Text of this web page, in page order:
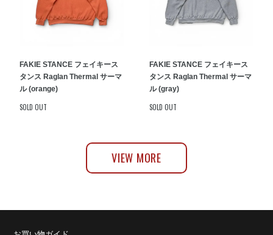
FAKIE STANCE フェイキース
タンス Raglan Thermal サーマ
ル (orange)
SOLD OUT
FAKIE STANCE フェイキース
タンス Raglan Thermal サーマ
ル (gray)
SOLD OUT
VIEW MORE